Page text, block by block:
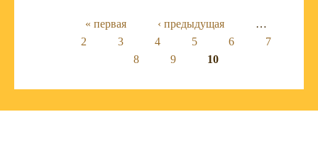
Страницы
« первая ‹ предыдущая
…
2
3 4 5 6
7
8
9 10